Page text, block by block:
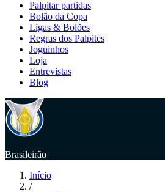
Palpitar partidas
Bolão da Copa
Ligas & Bolões
Regras dos Palpites
Joguinhos
Loja
Entrevistas
Blog
Brasileirão
Início
/